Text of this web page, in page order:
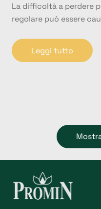
La difficoltà a perdere
regolare può essere
Leggi tutto